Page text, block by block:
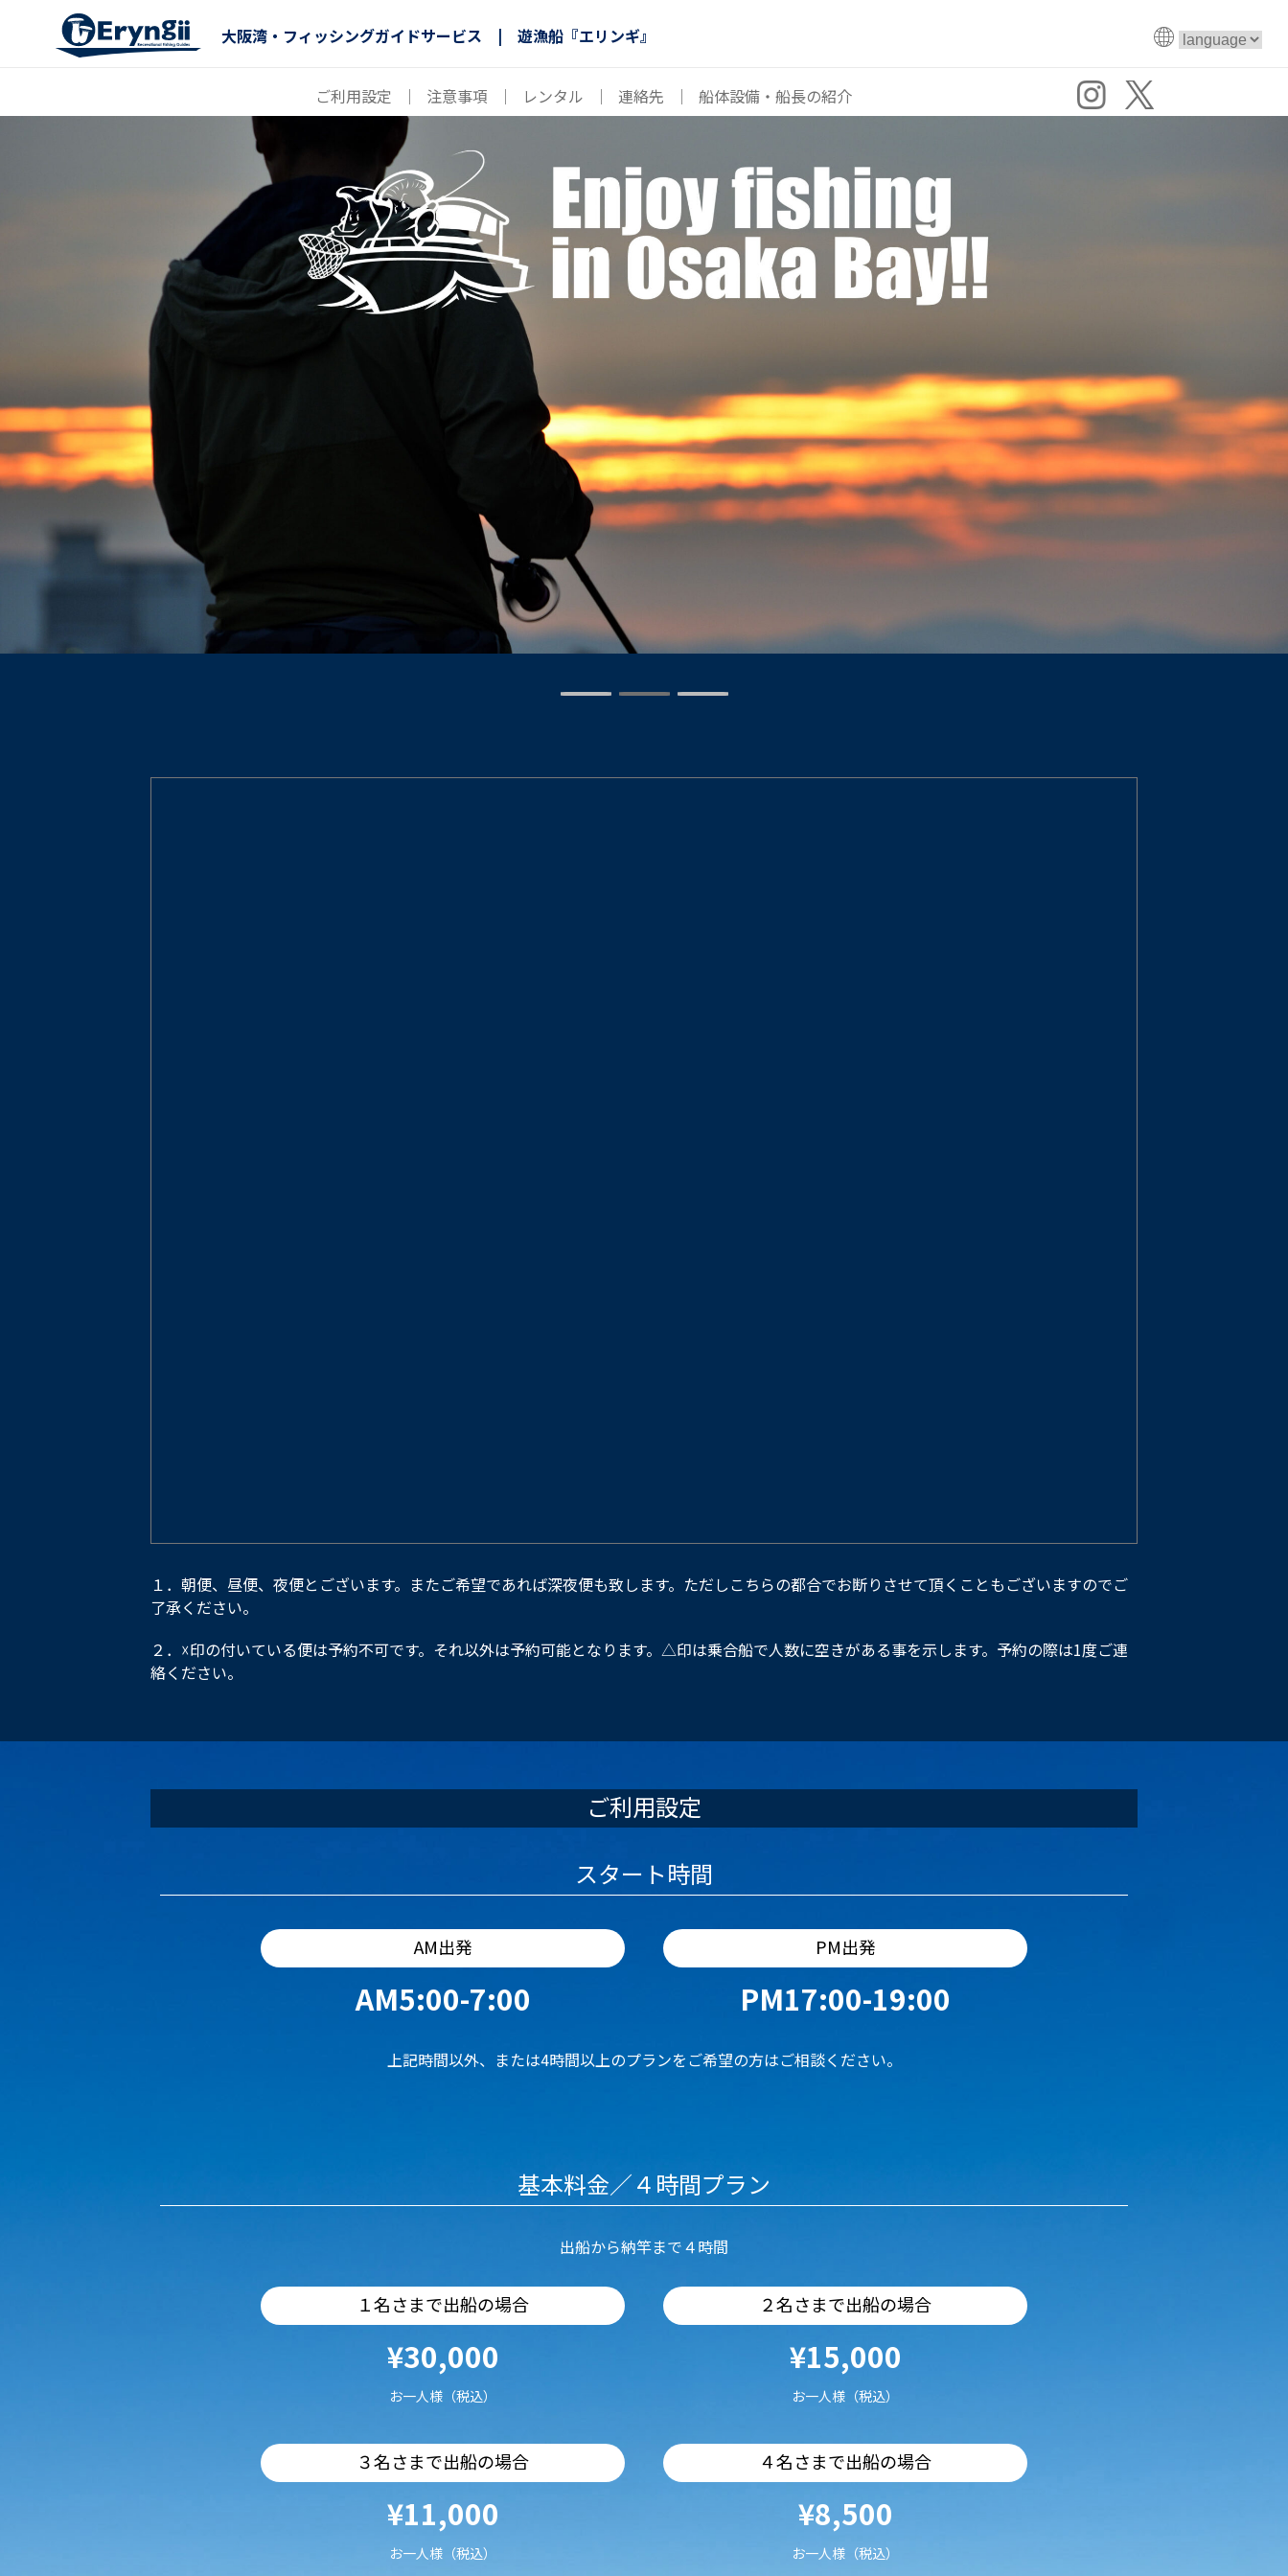
大阪湾・フィッシングガイドサービス | 遊漁船『エリンギ』
ご利用設定 ｜ 注意事項 ｜ レンタル ｜ 連絡先 ｜ 船体設備・船長の紹介
１．朝便、昼便、夜便とございます。またご希望であれば深夜便も致します。ただしこちらの都合でお断りさせて頂くこともございますのでご
了承ください。
２．☓印の付いている便は予約不可です。それ以外は予約可能となります。△印は乗合船で人数に空きがある事を示します。予約の際は1度ご連
絡ください。
ご利用設定
スタート時間
AM出発
AM5:00-7:00
PM出発
PM17:00-19:00
上記時間以外、または4時間以上のプランをご希望の方はご相談ください。
基本料金／４時間プラン
出船から納竿まで４時間
１名さまで出船の場合
¥30,000
お一人様（税込）
２名さまで出船の場合
¥15,000
お一人様（税込）
３名さまで出船の場合
¥11,000
お一人様（税込）
４名さまで出船の場合
¥8,500
お一人様（税込）